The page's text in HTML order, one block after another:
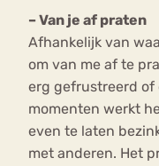
– Van je af praten
Afhankelijk van
om van me af te
erg gefrustreerd of
momenten werkt
even te laten
met anderen. Het